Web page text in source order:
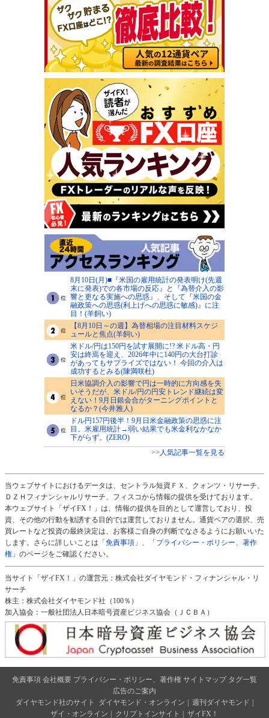
8月10日(月)■『米国の雇用統計の発表明け(先週
末に発表)での各市場の反応』と『為替介入の影
響と更なる実施への思惑』、そして『米国の金
融政策への思惑(利上げへの思惑に敏感)』に注
目！(羊飼い)
【8月10日～の週】為替相場の注目材料スケジ
ュールと焦点(羊飼い)
米ドル/円は150円を試す展開に!? 米ドル高・円
安は終焉を迎え、2026年中に140円の大台打診
があってもサプライズではない！ 今回の介入は
成功するとみる(陳満咲杜)
日米協調介入の影響で円は一時的に方向感を失
いそうだが、米ドル/円の円安トレンド継続は変
えない！9月日銀会合がターニングポイントと
なるか？(今井雅人)
ドル円157円後半！9月日米金融政策の思惑に注
目。米雇用統計→弱い結果でも米金利なかなか
下がらず。(ZERO)
>>人気記事一覧を見る
当ウェブサイトにおけるデータは、セントラル短資ＦＸ、クォンツ・リサーチ、
ＤＺＨフィナンシャルリサーチ、フィスコから情報の提供を受けております。
本ウェブサイト「ザイFX！」は、情報の提供を目的として運営しており、投
資、その他の行動を勧誘する目的では運営しておりません。通貨ペアの選択、売
買レートなど投資の最終決定は、お客様ご自身の判断でなさるようにお願いいた
します。さらに詳しいことは 「免責事項」 、
「プライバシー・ポリシー、著作
権」 のページをご確認ください。
当サイト「ザイFX！」の運営元：株式会社ダイヤモンド・フィナンシャル・リ
サーチ
株主：株式会社ダイヤモンド社（100％）
加入協会：一般社団法人日本暗号資産ビジネス協会（ＪＣＢＡ）
免責事項 会社概要 プライバシー・ポリシー、著作権 サイトマップ タグ一覧
広告のご案内
ダイヤモンド社のサイト
ダイヤモンド・オンライン 週刊ダイヤモンド
ザイ・オンライン
クリプトインサイト ザイFX！